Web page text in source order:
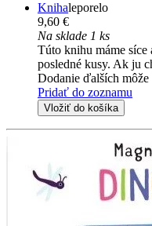
Knihaleporelo
9,60 €
Na sklade 1 ks
Túto knihu máme síce
posledné kusy. Ak ju
Dodanie ďalších
Pridať do zoznamu
Vložiť do košíka